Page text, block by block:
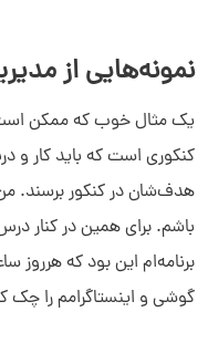
نمونه‌هایی از
یک مثال خوب که ممکن است
کنکوری است که باید کار و
هدف‌شان در کنکور برسند.
باشم. برای همین در کنار
گوشی و اینستاگرامم را چک